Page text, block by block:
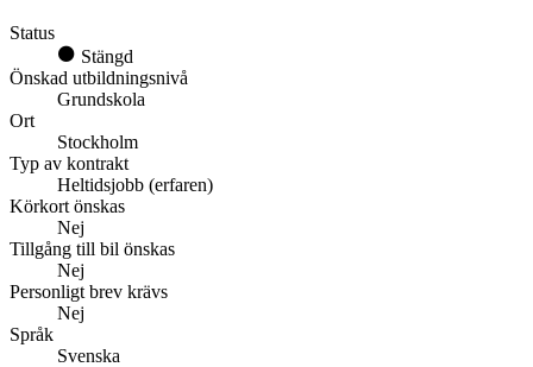
Status
Stängd
Önskad utbildningsnivå
Grundskola
Ort
Stockholm
Typ av kontrakt
Heltidsjobb (erfaren)
Körkort önskas
Nej
Tillgång till bil önskas
Nej
Personligt brev krävs
Nej
Språk
Svenska